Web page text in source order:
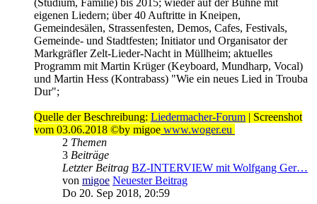
(Studium, Familie) bis 2015; wieder auf der Bühne mit
eigenen Liedern; über 40 Auftritte in Kneipen,
Gemeindesälen, Strassenfesten, Demos, Cafes, Festivals,
Gemeinde- und Stadtfesten; Initiator und Organisator der
Markgräfler Zelt-Lieder-Nacht in Müllheim; aktuelles
Programm mit Martin Krüger (Keyboard, Mundharp, Vocal)
und Martin Hess (Kontrabass) "Wie ein neues Lied in Trouba
Dur";
Quelle der Beschreibung: Liedermacher-Forum | Screenshot
vom 03.06.2018 ©by migoe www.woger.eu
2 Themen
3 Beiträge
Letzter Beitrag BZ-INTERVIEW mit Wolfgang Ger…
von migoe Neuester Beitrag
Do 20. Sep 2018, 20:59